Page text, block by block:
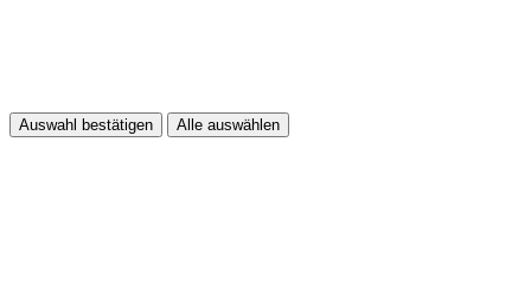
Auswahl bestätigen Alle auswählen